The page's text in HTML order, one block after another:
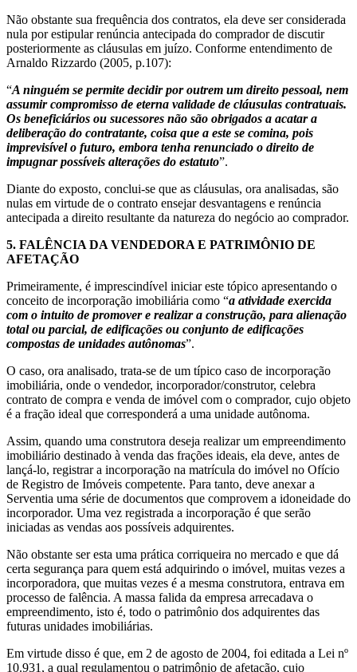
Não obstante sua frequência dos contratos, ela deve ser considerada
nula por estipular renúncia antecipada do comprador de discutir
posteriormente as cláusulas em juízo. Conforme entendimento de
Arnaldo Rizzardo (2005, p.107):
“A ninguém se permite decidir por outrem um direito pessoal, nem
assumir compromisso de eterna validade de cláusulas contratuais.
Os beneficiários ou sucessores não são obrigados a acatar a
deliberação do contratante, coisa que a este se comina, pois
imprevisível o futuro, embora tenha renunciado o direito de
impugnar possíveis alterações do estatuto”.
Diante do exposto, conclui-se que as cláusulas, ora analisadas, são
nulas em virtude de o contrato ensejar desvantagens e renúncia
antecipada a direito resultante da natureza do negócio ao comprador.
5. FALÊNCIA DA VENDEDORA E PATRIMÔNIO DE
AFETAÇÃO
Primeiramente, é imprescindível iniciar este tópico apresentando o
conceito de incorporação imobiliária como “a atividade exercida
com o intuito de promover e realizar a construção, para alienação
total ou parcial, de edificações ou conjunto de edificações
compostas de unidades autônomas”.
O caso, ora analisado, trata-se de um típico caso de incorporação
imobiliária, onde o vendedor, incorporador/construtor, celebra
contrato de compra e venda de imóvel com o comprador, cujo objeto
é a fração ideal que corresponderá a uma unidade autônoma.
Assim, quando uma construtora deseja realizar um empreendimento
imobiliário destinado à venda das frações ideais, ela deve, antes de
lançá-lo, registrar a incorporação na matrícula do imóvel no Ofício
de Registro de Imóveis competente. Para tanto, deve anexar a
Serventia uma série de documentos que comprovem a idoneidade do
incorporador. Uma vez registrada a incorporação é que serão
iniciadas as vendas aos possíveis adquirentes.
Não obstante ser esta uma prática corriqueira no mercado e que dá
certa segurança para quem está adquirindo o imóvel, muitas vezes a
incorporadora, que muitas vezes é a mesma construtora, entrava em
processo de falência. A massa falida da empresa arrecadava o
empreendimento, isto é, todo o patrimônio dos adquirentes das
futuras unidades imobiliárias.
Em virtude disso é que, em 2 de agosto de 2004, foi editada a Lei nº
10.931, a qual regulamentou o patrimônio de afetação, cujo